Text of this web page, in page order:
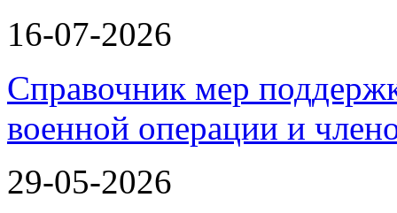
16-07-2026
Справочник мер
военной операции и
29-05-2026